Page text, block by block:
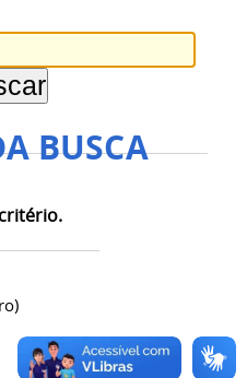
BUSCA